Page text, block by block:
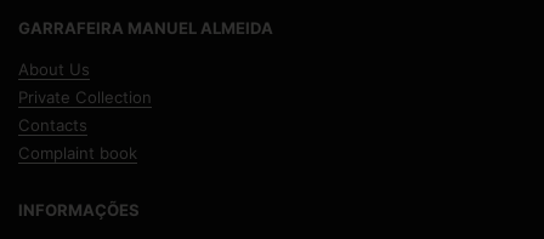
GARRAFEIRA MANUEL ALMEIDA
About Us
Private Collection
Contacts
Complaint book
INFORMAÇÕES